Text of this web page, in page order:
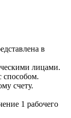
в
лицами.
счету.
1 рабочего